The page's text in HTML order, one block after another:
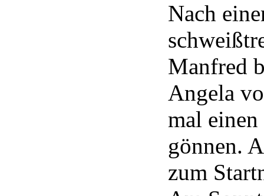
Nach
Manfred
Angela
mal
gönnen.
zum